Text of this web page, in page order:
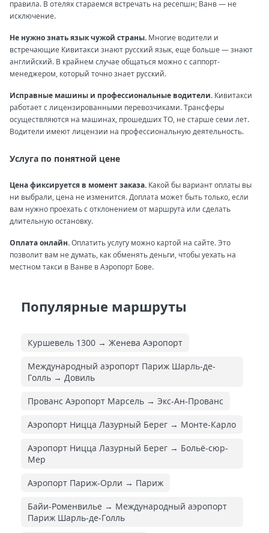
правила. В отелях стараемся встречать на ресепшн; Ванв — не
исключение.
Не нужно знать язык чужой страны. Многие водители и
встречающие Кивитакси знают русский язык, еще больше — знают
английский. В крайнем случае общаться можно с саппорт-
менеджером, который точно знает русский.
Исправные машины и профессиональные водители. Кивитакси
работает с лицензированными перевозчиками. Трансферы
осуществляются на машинах, прошедших ТО, не старше семи лет.
Водители имеют лицензии на профессиональную деятельность.
Услуга по понятной цене
Цена фиксируется в момент заказа. Какой бы вариант оплаты вы
ни выбрали, цена не изменится. Доплата может быть только, если
вам нужно проехать с отклонением от маршрута или сделать
длительную остановку.
Оплата онлайн.Оплатить услугу можно картой на сайте. Это
позволит вам не думать, как обменять деньги, чтобы уехать на
местном такси в Ванве в Аэропорт Бове.
Популярные маршруты
Куршевель 1300 → Женева Аэропорт
Международный аэропорт Париж Шарль-де-
Голль → Довиль
Прованс Аэропорт Марсель → Экс-Ан-Прованс
Аэропорт Ницца Лазурный Берег → Монте-Карло
Аэропорт Ницца Лазурный Берег → Больё-сюр-
Мер
Аэропорт Париж-Орли → Париж
Байи-Роменвилье → Международный аэропорт
Париж Шарль-де-Голль